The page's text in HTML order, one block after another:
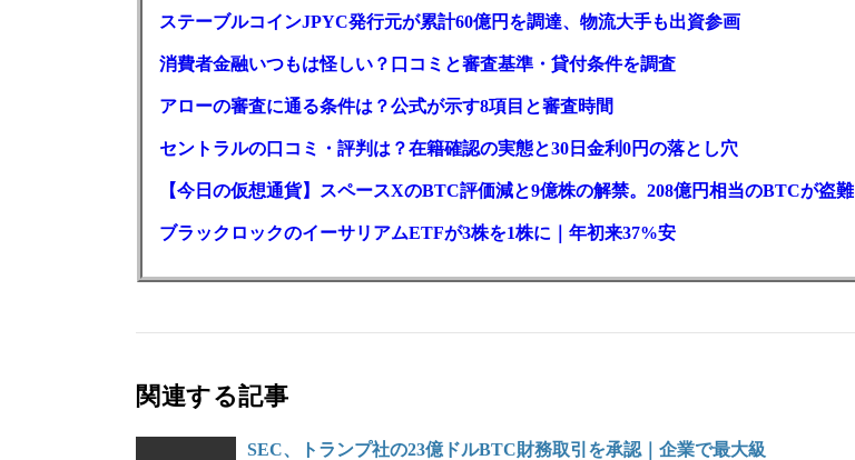
ステーブルコインJPYC発行元が累計60億円を調達、物流大手も出資参画
消費者金融いつもは怪しい？口コミと審査基準・貸付条件を調査
アローの審査に通る条件は？公式が示す8項目と審査時間
セントラルの口コミ・評判は？在籍確認の実態と30日金利0円の落とし穴
【今日の仮想通貨】スペースXのBTC評価減と9億株の解禁。208億円相当のBTCが盗難
ブラックロックのイーサリアムETFが3株を1株に｜年初来37%安
関連する記事
SEC、トランプ社の23億ドルBTC財務取引を承認｜企業で最大級